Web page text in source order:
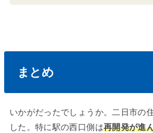
まとめ
いかがだったでしょうか。二日市の
した。特に駅の西口側は再開発が進